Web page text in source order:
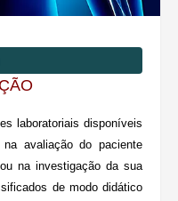
laboratoriais disponíveis
avaliação do paciente
na investigação da sua
de modo didático